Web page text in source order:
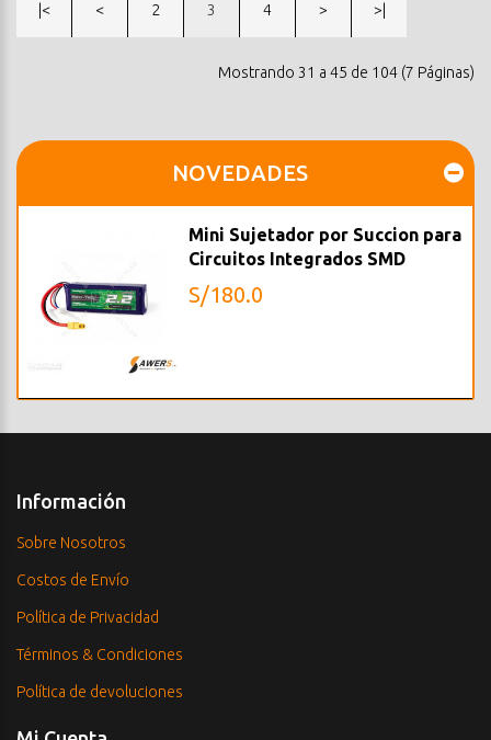
|< < 2 3 4 > >|
Mostrando 31 a 45 de 104 (7 Páginas)
NOVEDADES
Mini Sujetador por Succion para
Circuitos Integrados SMD
S/180.0
Información
Sobre Nosotros
Costos de Envío
Política de Privacidad
Términos & Condiciones
Política de devoluciones